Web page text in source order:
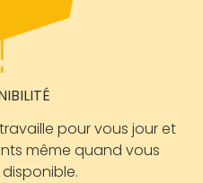
pour vous jour et
même quand vous